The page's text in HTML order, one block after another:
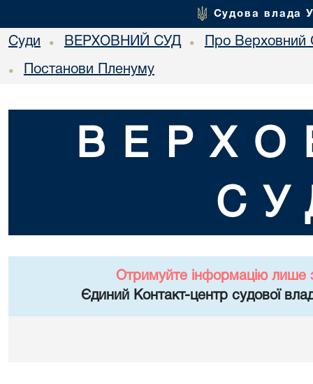
Судова влада
Суди • ВЕРХОВНИЙ СУД • Про Верховний
• Постанови Пленуму
Отримуйте інформацію лише
Єдиний Контакт-центр судової